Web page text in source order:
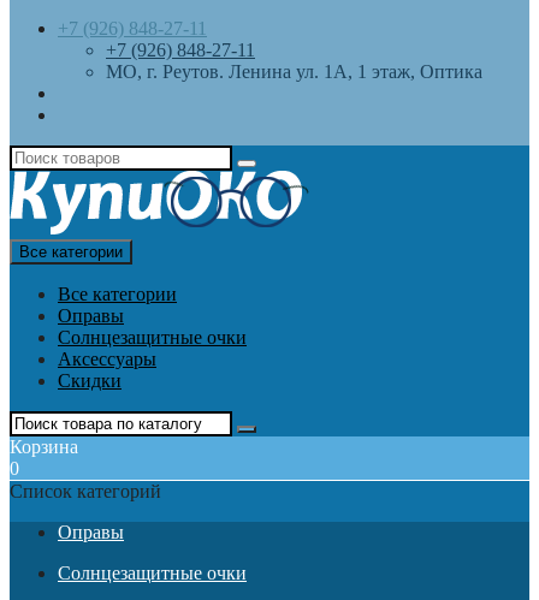
+7 (926) 848-27-11
+7 (926) 848-27-11
МО, г. Реутов. Ленина ул. 1А, 1 этаж, Оптика
Все категории
Все категории
Оправы
Солнцезащитные очки
Аксессуары
Скидки
Корзина
0
Список категорий
Оправы
Солнцезащитные очки